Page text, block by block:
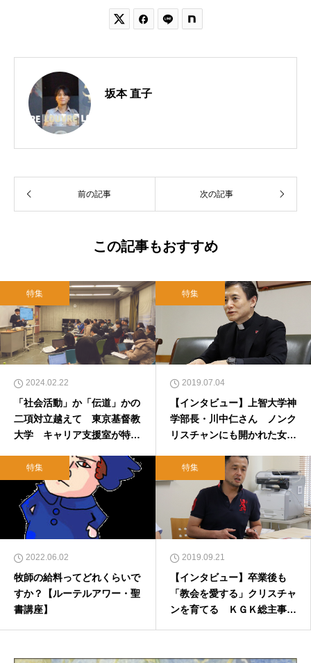
 
坂本 直子
前の記事 次の記事
この記事もおすすめ
特集
2024.02.22
「社会活動」か「伝道」かの
二項対立越えて 東京基督教
大学 キャリア支援室が特別
特集
2019.07.04
【インタビュー】上智大学神
学部長・川中仁さん ノンク
リスチャンにも開かれた女子
特集
2022.06.02
牧師の給料ってどれくらいで
すか？【ルーテルアワー・聖
書講座】
特集
2019.09.21
【インタビュー】卒業後も
「教会を愛する」クリスチャ
ンを育てる ＫＧＫ総主事と